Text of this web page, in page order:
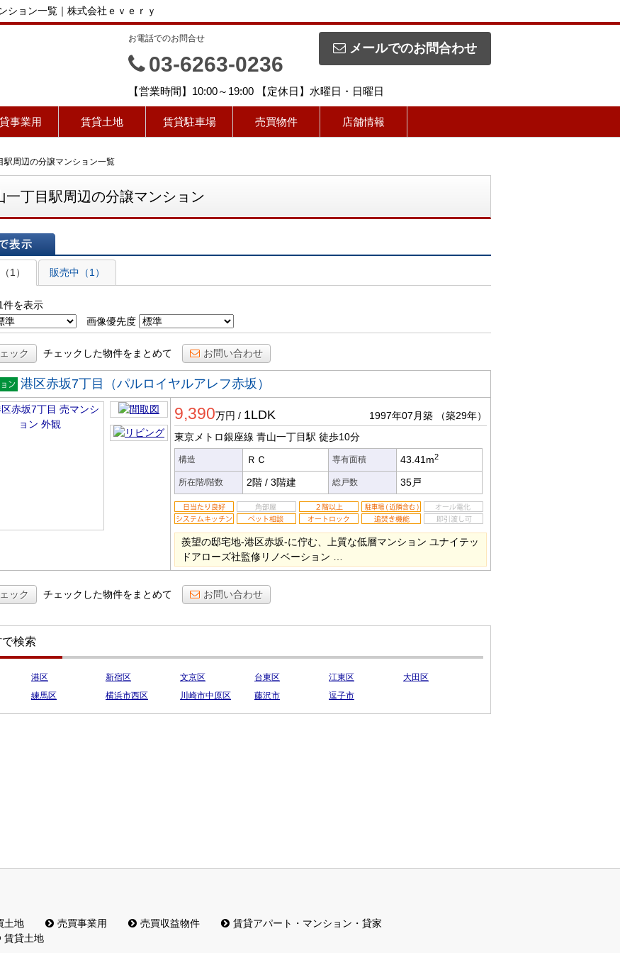
ション一覧｜株式会社ｅｖｅｒｙ
メールでのお問合わせ
お電話でのお問合せ
03-6263-0236
【営業時間】10:00～19:00 【定休日】水曜日・日曜日
事業用 賃貸土地 賃貸駐車場 売買物件 店舗情報
駅周辺の分譲マンション一覧
一丁目駅周辺の分譲マンション
1）
販売中（1）
件を表示
画像優先度
ック チェックした物件をまとめて お問い合わせ
シ
港区赤坂7丁目（パルロイヤルアレフ赤坂）
9,390万円 / 1LDK 1997年07月築
（築29年）
東京メトロ銀座線 青山一丁目駅 徒歩10分
構造 ＲＣ 専有面積 43.41m2
所在階/階数 2階 / 3階建 総戸数 35戸
羨望の邸宅地-港区赤坂-に佇む、上質な低層マンション ユナイテッ
ドアローズ社監修リノベーション …
ック チェックした物件をまとめて お問い合わせ
検索
港区 新宿区 文京区 台東区 江東区
大田区
練馬区 横浜市西区 川崎市中原区 藤沢市 逗子市
土地 売買事業用 売買収益物件
賃貸アパート・マンション・貸家
賃貸土地